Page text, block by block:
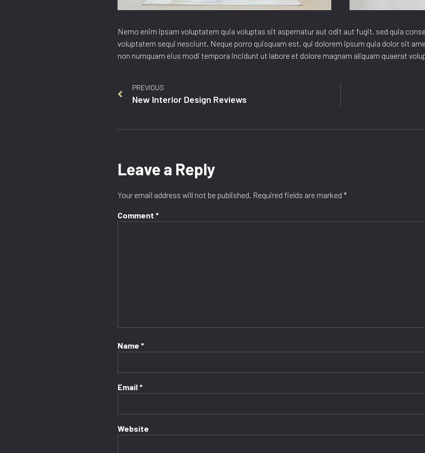
Nemo enim ipsam voluptatem quia voluptas sit aspernatur aut odit aut fugit, sed quia
voluptatem sequi nesciunt. Neque porro quisquam est, qui dolorem ipsum quia dolor sit
non numquam eius modi tempora incidunt ut labore et dolore magnam aliquam quaerat
PREVIOUS
New Interior Design Reviews
Leave a Reply
Your email address will not be published. Required fields are marked *
Comment *
Name *
Email*
Website